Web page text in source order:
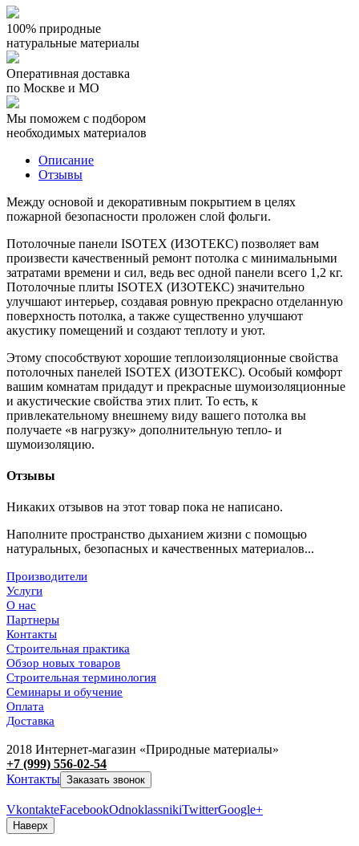
100% природные
натуральные материалы
Оперативная доставка
по Москве и МО
Мы поможем с подбором
необходимых материалов
Описание
Отзывы
Между основой и декоративным покрытием в целях
пожарной безопасности проложен слой фольги.
Потолочные панели ISOTEX (ИЗОТЕКС) позволяет вам
произвести качественный ремонт потолка с минимальными
затратами времени и сил, ведь вес одной панели всего 1,2 кг.
Потолочные плиты ISOTEX (ИЗОТЕКС) значительно
улучшают интерьер, создавая ровную прекрасно отделанную
поверхность потолка, а также существенно улучшают
акустику помещений и создают теплоту и уют.
Этому способствуют хорошие теплоизоляционные свойства
потолочных панелей ISOTEX (ИЗОТЕКС). Особый комфорт
вашим комнатам придадут и прекрасные шумоизоляционные
и акустические свойства этих плит. То есть, к
привлекательному внешнему виду вашего потолка вы
получаете «в нагрузку» дополнительную тепло- и
шумоизоляцию.
Отзывы
Никаких отзывов на этот товар пока не написано.
Наполните пространство дыханием жизни с помощью
натуральных, безопасных и качественных материалов...
Производители
Услуги
О нас
Партнеры
Контакты
Строительная практика
Обзор новых товаров
Строительная терминология
Семинары и обучение
Оплата
Доставка
2018 Интернет-магазин «Природные материалы»
+7 (999) 556-02-54
Контакты Заказать звонок
VkontakteFacebookOdnoklassnikiTwitterGoogle+
Наверх